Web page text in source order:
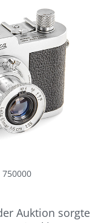
Auktion sorgte